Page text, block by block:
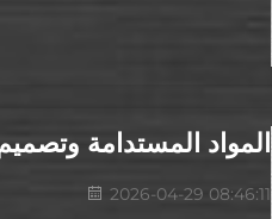
المواد المستدامة
2026-04-29 08:46:11